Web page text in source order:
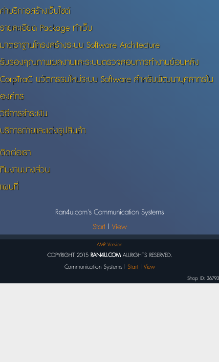
ค่าบริการสร้างเว็บไซต์
รายละเอียด Package ทำเว็บ
มาตราฐานโครงสร้างระบบ Software Architecture
รับรองคุณภาพผลงานและระบบตรวจสอบการทำงานย้อนหลัง
CorpTraC นวัตกรรมใหม่ระบบ Software สำหรับพัฒนาบุคลากรใน
องค์กร
วิธีการชำระเงิน
บริการถ่ายและแต่งรูปสินค้า
ติดต่อเรา
ทีมงานบางส่วน
แผนที่
Ran4u.com's Communication Systems
Start| View
AMP Version
COPYRIGHT 2015 RAN4U.COMALLRIGHTS RESERVED.
Communication Systems | Start| View
Shop ID: 36793